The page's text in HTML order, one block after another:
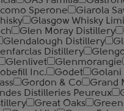
Sperone Giarola
Glasgow Whisky
Glen Moray Distillery
Glendalough Distillery
Distillery
Glenlivet Glenmorangie
Inc. Godet
Golani
Gordon & Co Grand
Distilleries Peureux
Great Oaks